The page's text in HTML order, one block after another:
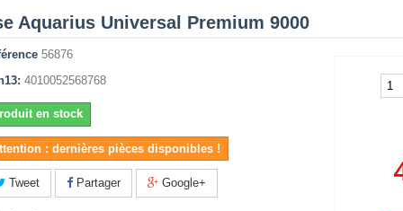
Aquarius Universal Premium 9000
56876
4010052568768
en stock
: dernières pièces disponibles !
Tweet Partager Google+